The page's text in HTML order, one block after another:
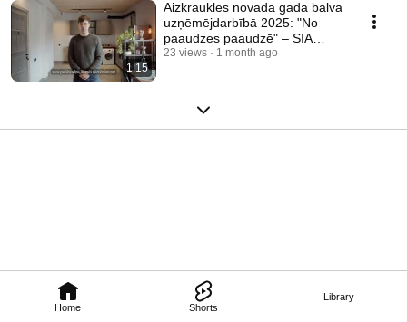
Home Shorts
Library
1:15
Aizkraukles novada gada balva
uzņēmējdarbībā 2025: "No
paaudzes paaudzē" – SIA
"Beļūna ZS Saules"
23 views 1 month ago